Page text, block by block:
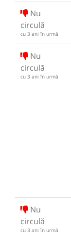
Nu
circulă
cu 3 ani în urmă
Nu
circulă
cu 3 ani în urmă
Nu
circulă
cu 3 ani în urmă